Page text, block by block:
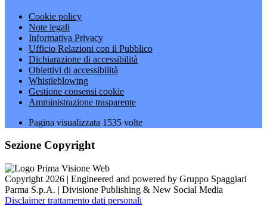
Cookie policy
Note legali
Informativa Privacy
Ufficio Relazioni con il Pubblico
Dichiarazione di accessibilità
Obiettivi di accessibilità
Whistleblowing
Gestione consensi cookie
Amministrazione trasparente
Pagina visualizzata 1535 volte
Sezione Copyright
Copyright 2026 | Engineered and powered by Gruppo Spaggiari
Parma S.p.A. | Divisione Publishing & New Social Media
Disclaimer trattamento dati personali